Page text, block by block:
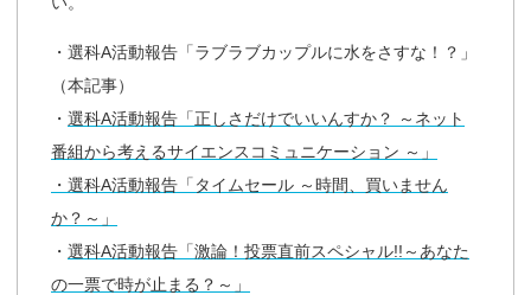
・選科A活動報告「ラブラブカップルに水をさすな！？ 」
（本記事）
・ 選科A活動報告「正しさだけでいいんすか？ ～ネット
番組から考えるサイエンスコミュニケーション ～」
・選科A活動報告「タイムセール ～時間、買いません
か？～」
・ 選科A活動報告「激論！投票直前スペシャル!!～あなた
の一票で時が止まる？～」